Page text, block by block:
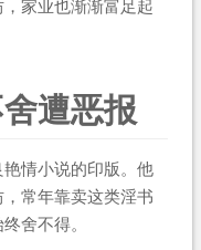
家业也渐渐富足起
遭恶报
情小说的印版。他
常年靠卖这类淫书
舍不得。